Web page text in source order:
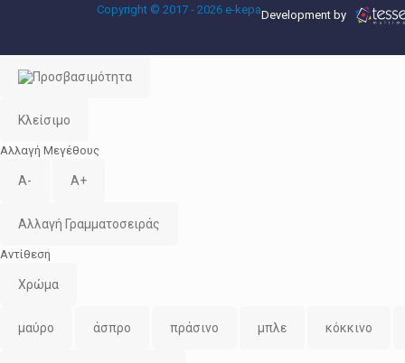
Copyright © 2017 - 2026 e-kepaDevelopment by
Κλείσιμο
Αλλαγή Μεγέθους
A- A+
Αλλαγή Γραμματοσειράς
Αντίθεση
Χρώμα
μαύρο άσπρο πράσινο μπλε κόκκινο